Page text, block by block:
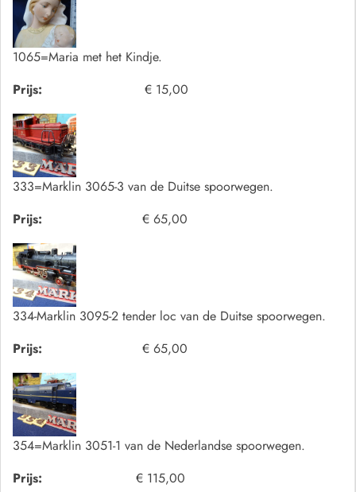
1065=Maria met het Kindje.
Prijs:
€ 15,00
333=Marklin 3065-3 van de Duitse spoorwegen.
Prijs:
€ 65,00
334-Marklin 3095-2 tender loc van de Duitse spoorwegen.
Prijs:
€ 65,00
354=Marklin 3051-1 van de Nederlandse spoorwegen.
Prijs:
€ 115,00